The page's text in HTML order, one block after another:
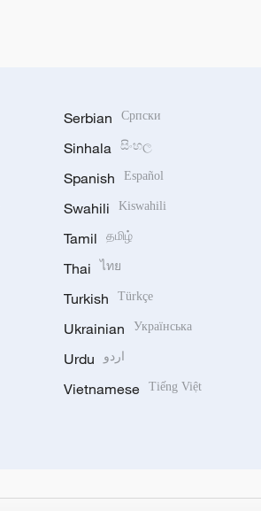
Serbian Српски
Sinhala සිංහල
Spanish Español
Swahili Kiswahili
Tamil தமிழ்
Thai ไทย
Turkish Türkçe
Ukrainian Українська
Urdu اردو
Vietnamese Tiếng Việt